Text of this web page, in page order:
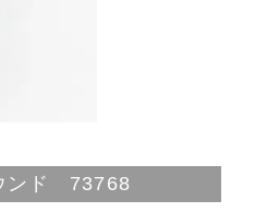
ンド 73768